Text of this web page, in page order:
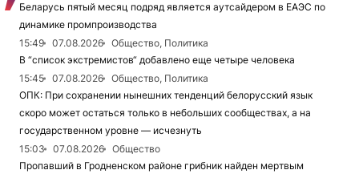
Беларусь пятый месяц подряд является аутсайдером в ЕАЭС по
динамике промпроизводства
15:49
07.08.2026
Общество, Политика
В “список экстремистов“ добавлено еще четыре человека
15:45
07.08.2026
Общество, Политика
ОПК: При сохранении нынешних тенденций белорусский язык
скоро может остаться только в небольших сообществах, а на
государственном уровне — исчезнуть
15:03
07.08.2026
Общество
Пропавший в Гродненском районе грибник найден мертвым